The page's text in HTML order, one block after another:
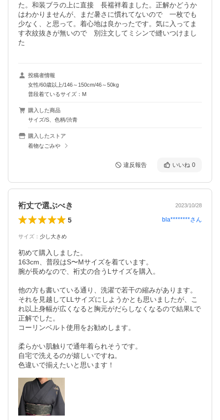
た。和装ブラの上に直接　長襦袢着ました。正解かどうか
はわかりませんが、まだ暑さに慣れてないので　一枚でも
少なく、と思って。着心地は良かったです。気に入ってま
す衣紋抜きが無いので　別注文してミシンで縫いつけまし
た
投稿者情報
女性/60歳以上/146～150cm/46～50kg
普段着ているサイズ：M
購入した商品
サイズ/S、色柄/渋青
購入したストア
着物なごみや
違反報告 いいね 0
裄丈で選ぶべき 2023/10/28
5 bla********さん
サイズ ： 少し大きめ
初めて購入しました。
163cm、普段はS〜Mサイズを着ています。
腕が長めなので、裄丈の合うLサイズを購入。
他の方も書いている通り、洗濯で若干の縮みがあります。
それを見越してLLサイズにしようかとも思いましたが、こ
れ以上身幅が広くなると胸元がだらしなくなるので結果Lで
正解でした。
コーリンベルト使用をお勧めします。
柔らかい肌触りで通年着られそうです。
自宅で洗えるのが嬉しいですね。
色違いで揃えたいと思います！